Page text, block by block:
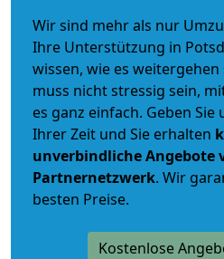
Wir sind mehr als nur
Ihre Unterstützung in
wissen, wie es
muss nicht stressig sein,
es ganz einfach. Geben
Ihrer Zeit und Sie erhalten
unverbindlicheAngebote
Partnernetzwerk. Wir
besten Preise.
Kostenlose